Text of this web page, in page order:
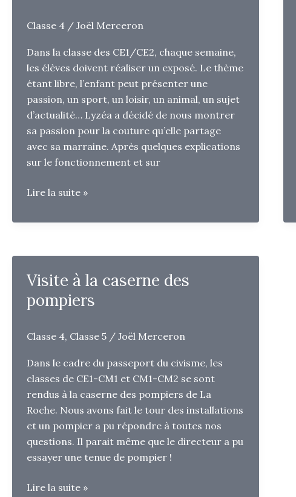
Classe 4 / Joël Merceron
Dans la classe des CE1/CE2, chaque semaine,
les élèves doivent réaliser un exposé. Le thème
étant libre, l’enfant peut présenter une
passion, un sport, un loisir, un animal, un sujet
d’actualité… Lyzéa a décidé de nous montrer
sa passion pour la couture qu’elle partage
avec sa marraine. Après quelques explications
sur le fonctionnement et sur
Exposé
la
Lire la suite »
Visite à la caserne des
pompiers
Classe 4, Classe 5 / Joël Merceron
Dans le cadre du passeport du civisme, les
classes de CE1-CM1 et CM1-CM2 se sont
rendus à la caserne des pompiers de La
Roche. Nous avons fait le tour des installations
et un pompier a pu répondre à toutes nos
questions. Il parait même que le directeur a pu
essayer une tenue de pompier !
Visite
Lire la suite »